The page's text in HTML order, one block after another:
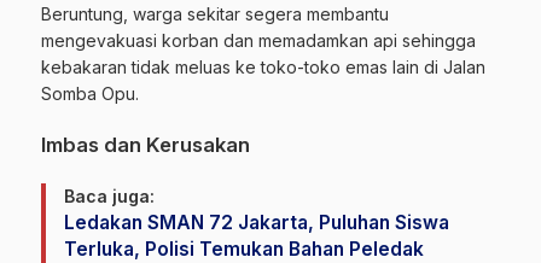
Beruntung, warga sekitar segera membantu
mengevakuasi korban dan memadamkan api sehingga
kebakaran tidak meluas ke toko-toko emas lain di Jalan
Somba Opu.
Imbas dan Kerusakan
Baca juga:
Ledakan SMAN 72 Jakarta, Puluhan Siswa
Terluka, Polisi Temukan Bahan Peledak